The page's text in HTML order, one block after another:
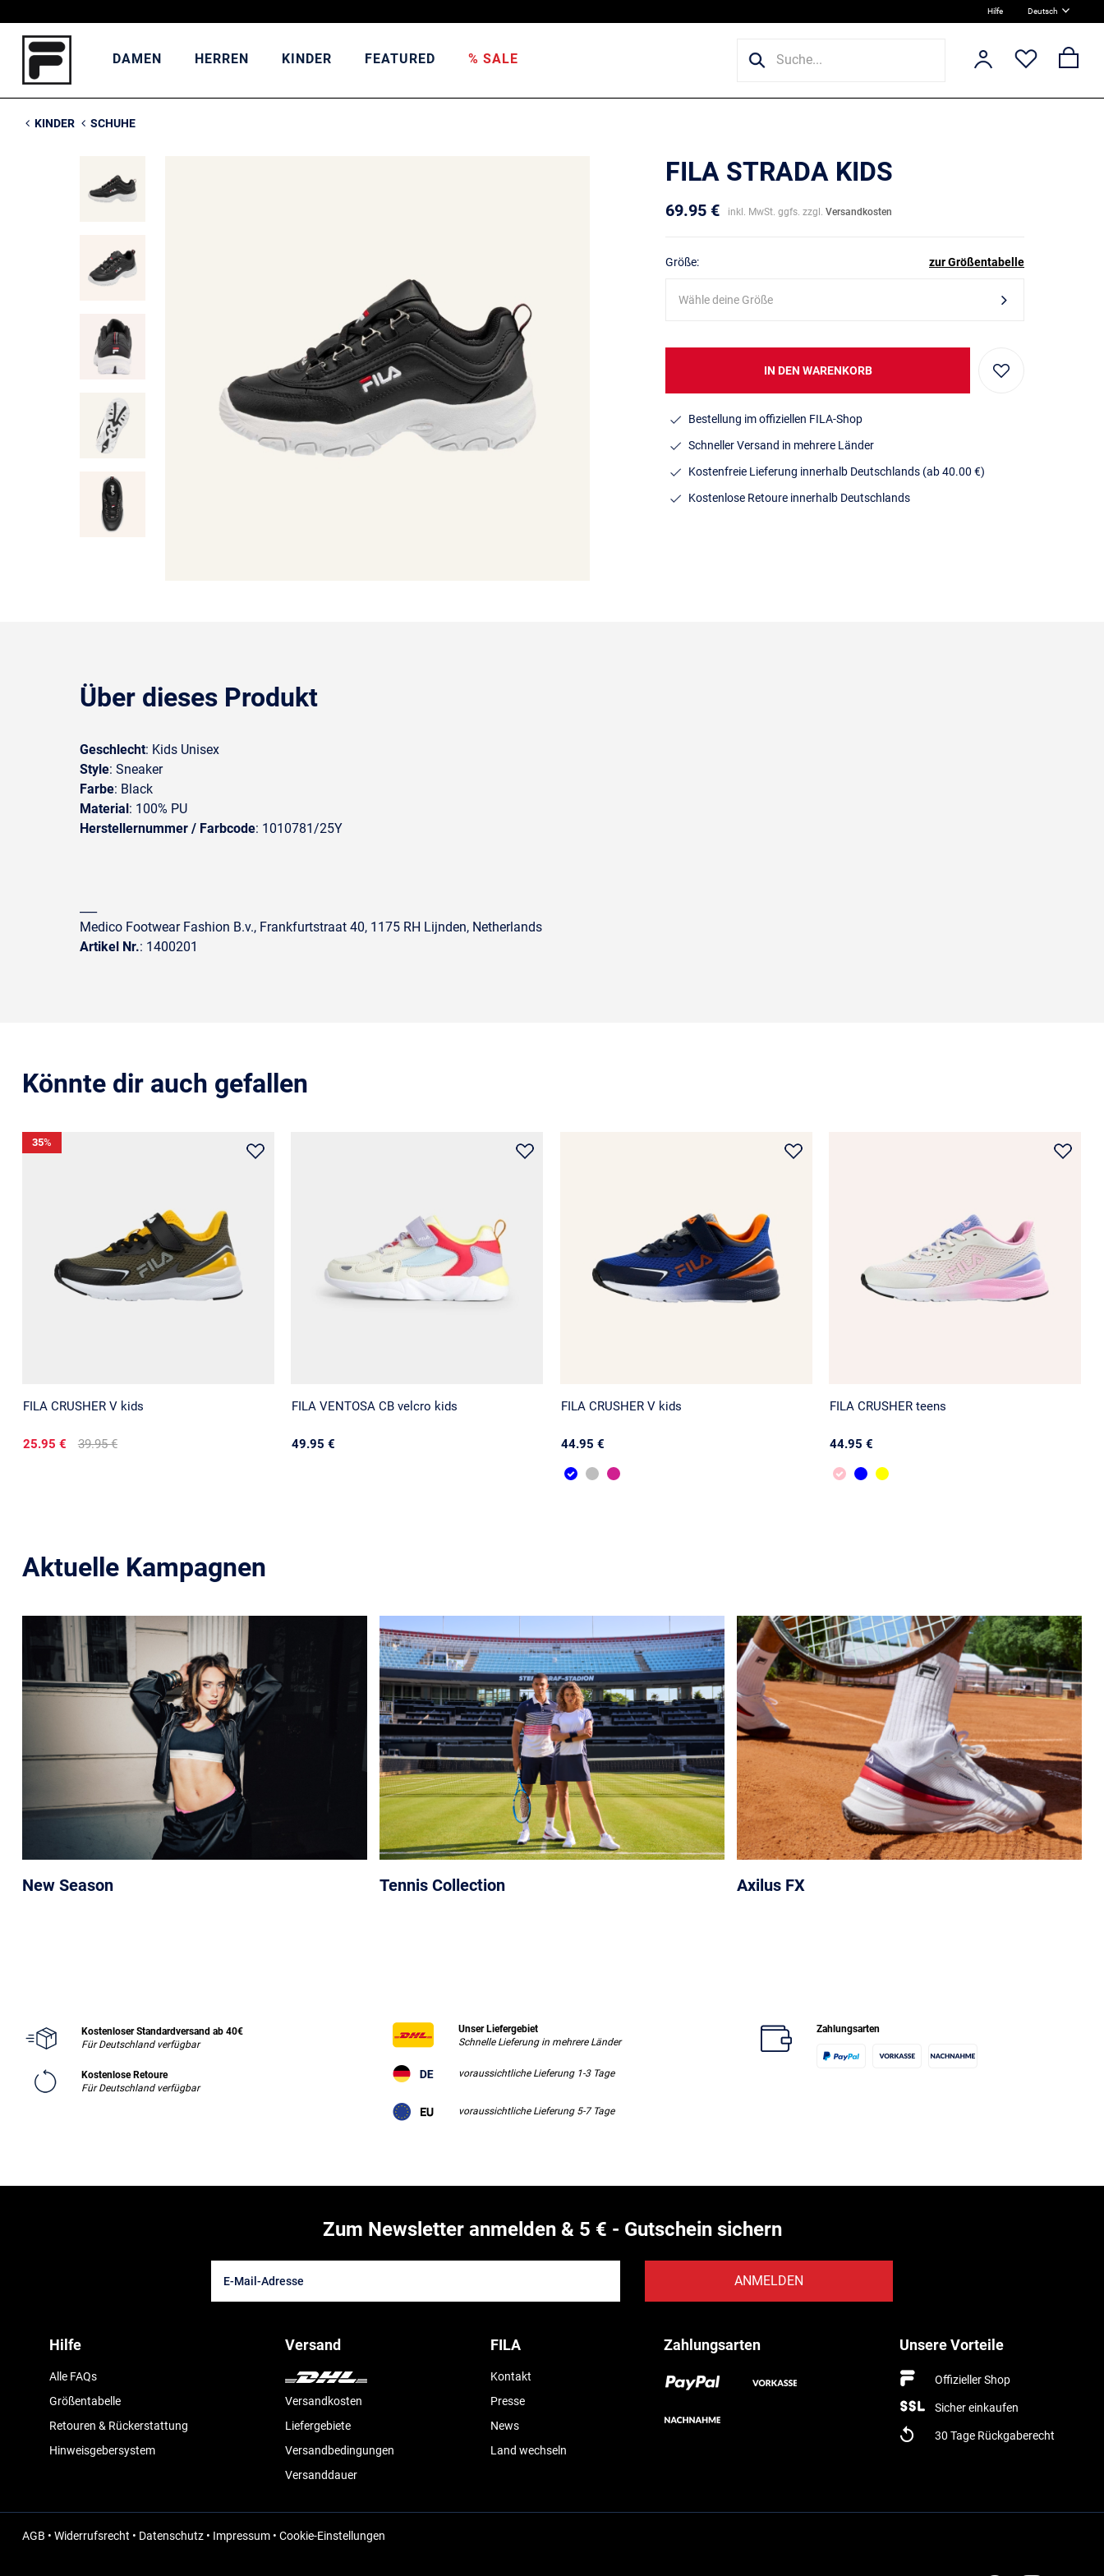
Hilfe Deutsch
DAMEN HERREN KINDER FEATURED % SALE
KINDER SCHUHE
FILA STRADA KIDS
69.95 € inkl. MwSt. ggfs. zzgl. Versandkosten
Größe: zur Größentabelle
Wähle deine Größe
IN DEN WARENKORB
Bestellung im offiziellen FILA-Shop
Schneller Versand in mehrere Länder
Kostenfreie Lieferung innerhalb Deutschlands (ab 40.00 €)
Kostenlose Retoure innerhalb Deutschlands
Über dieses Produkt
Geschlecht: Kids Unisex
Style: Sneaker
Farbe: Black
Material: 100% PU
Herstellernummer / Farbcode: 1010781/25Y
Medico Footwear Fashion B.v., Frankfurtstraat 40, 1175 RH Lijnden, Netherlands
Artikel Nr.: 1400201
Könnte dir auch gefallen
FILA CRUSHER V kids
25.95 € 39.95 €
35%
FILA VENTOSA CB velcro kids
49.95 €
FILA CRUSHER V kids
44.95 €
FILA CRUSHER teens
44.95 €
Aktuelle Kampagnen
New Season Tennis Collection Axilus FX
Kostenloser Standardversand ab 40€
Für Deutschland verfügbar
Kostenlose Retoure
Für Deutschland verfügbar
Unser Liefergebiet
Schnelle Lieferung in mehrere Länder
voraussichtliche Lieferung 1-3 Tage
voraussichtliche Lieferung 5-7 Tage
Zahlungsarten
Zum Newsletter anmelden & 5 € - Gutschein sichern
ANMELDEN
Hilfe
Alle FAQs
Größentabelle
Retouren & Rückerstattung
Hinweisgebersystem
Versand
Versandkosten
Liefergebiete
Versandbedingungen
Versanddauer
FILA
Kontakt
Presse
News
Land wechseln
Zahlungsarten Unsere Vorteile
Offizieller Shop
Sicher einkaufen
30 Tage Rückgaberecht
AGB • Widerrufsrecht • Datenschutz• Impressum• Cookie-Einstellungen